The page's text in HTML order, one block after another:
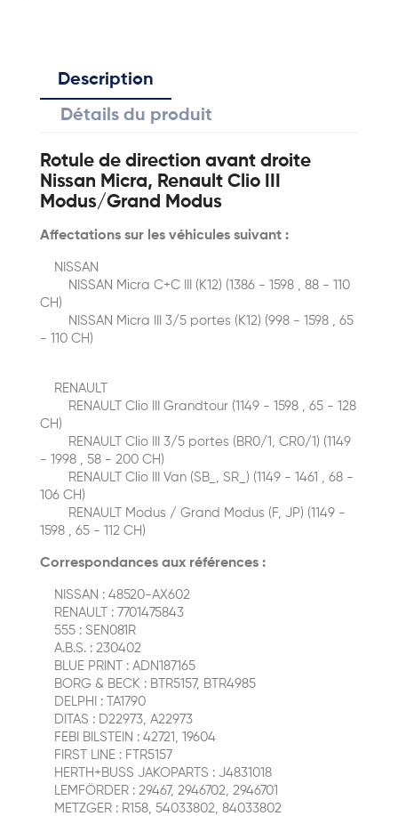
Description
Détails du produit
Rotule de direction avant droite
Nissan Micra, Renault Clio III
Modus/Grand Modus
Affectations sur les véhicules suivant :
NISSAN
NISSAN Micra C+C III (K12) (1386 - 1598 , 88 - 110
CH)
NISSAN Micra III 3/5 portes (K12) (998 - 1598 , 65
- 110 CH)
RENAULT
RENAULT Clio III Grandtour (1149 - 1598 , 65 - 128
CH)
RENAULT Clio III 3/5 portes (BR0/1, CR0/1) (1149
- 1998 , 58 - 200 CH)
RENAULT Clio III Van (SB_, SR_) (1149 - 1461 , 68 -
106 CH)
RENAULT Modus / Grand Modus (F, JP) (1149 -
1598 , 65 - 112 CH)
Correspondances aux références :
NISSAN : 48520-AX602
RENAULT : 7701475843
555 : SEN081R
A.B.S. : 230402
BLUE PRINT : ADN187165
BORG & BECK : BTR5157, BTR4985
DELPHI : TA1790
DITAS : D22973, A22973
FEBI BILSTEIN : 42721, 19604
FIRST LINE : FTR5157
HERTH+BUSS JAKOPARTS : J4831018
LEMFÖRDER : 29467, 2946702, 2946701
METZGER : R158, 54033802, 84033802